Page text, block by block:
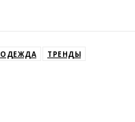
ОДЕЖДА ТРЕНДЫ